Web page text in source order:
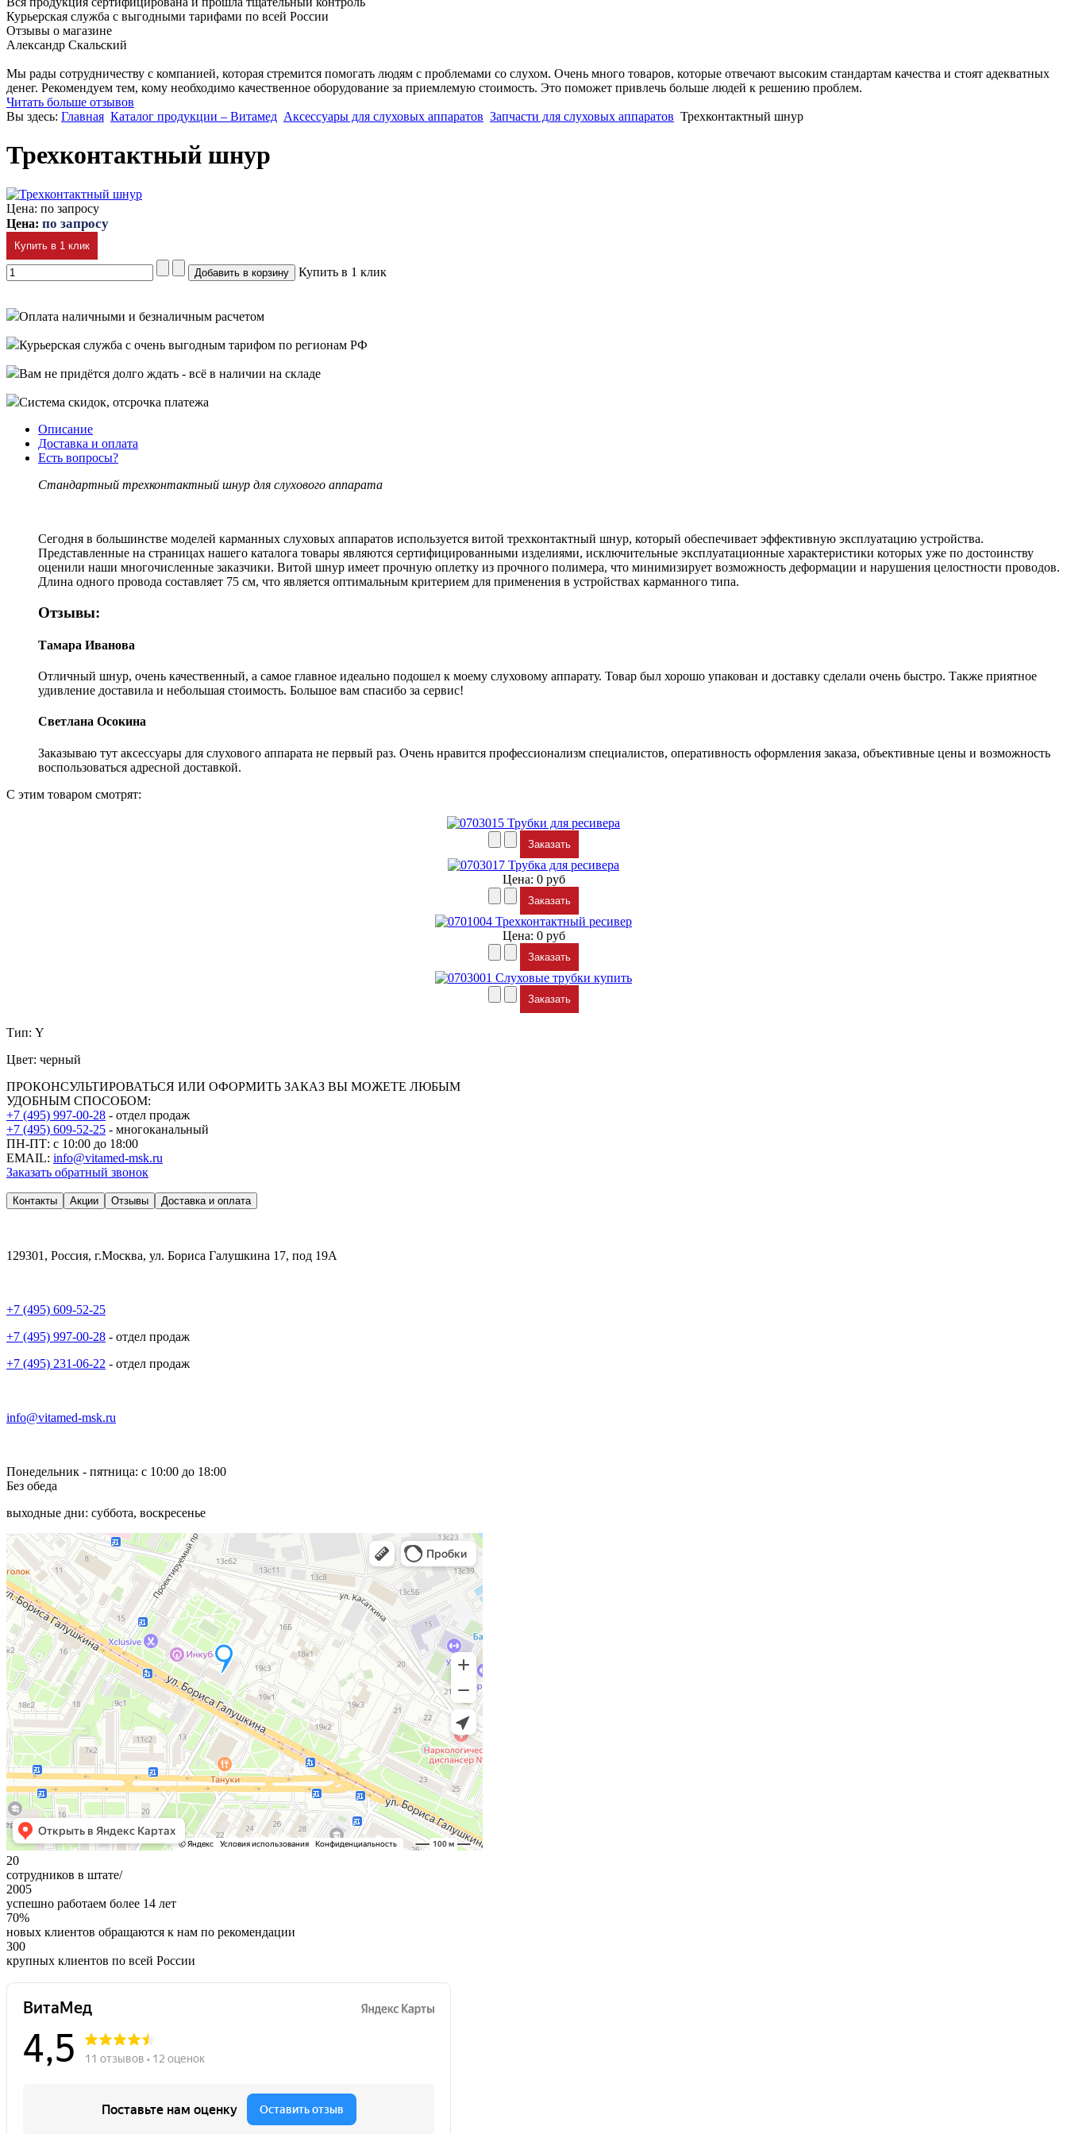
Курьерская служба с выгодными тарифами по всей России
Отзывы о магазине
Александр Скальский
Мы рады сотрудничеству с компанией, которая стремится помогать людям с проблемами со слухом. Очень много товаров, которые отвечают высоким стандартам качества и стоят адекватных
денег. Рекомендуем тем, кому необходимо качественное оборудование за приемлемую стоимость. Это поможет привлечь больше людей к решению проблем.
Читать больше отзывов
Вы здесь: Главная Каталог продукции – Витамед Аксессуары для слуховых аппаратов Запчасти для слуховых аппаратов Трехконтактный шнур
Трехконтактный шнур
Цена: по запросу
Цена: по запросу
Купить в 1 клик
Купить в 1 клик
Оплата наличными и безналичным расчетом
Курьерская служба с очень выгодным тарифом по регионам РФ
Вам не придётся долго ждать - всё в наличии на складе
Система скидок, отсрочка платежа
Описание
Доставка и оплата
Есть вопросы?
Стандартный трехконтактный шнур для слухового аппарата
Сегодня в большинстве моделей карманных слуховых аппаратов используется витой трехконтактный шнур, который обеспечивает эффективную эксплуатацию устройства.
Представленные на страницах нашего каталога товары являются сертифицированными изделиями, исключительные эксплуатационные характеристики которых уже по достоинству
оценили наши многочисленные заказчики. Витой шнур имеет прочную оплетку из прочного полимера, что минимизирует возможность деформации и нарушения целостности проводов.
Длина одного провода составляет 75 см, что является оптимальным критерием для применения в устройствах карманного типа.
Отзывы:
Тамара Иванова
Отличный шнур, очень качественный, а самое главное идеально подошел к моему слуховому аппарату. Товар был хорошо упакован и доставку сделали очень быстро. Также приятное
удивление доставила и небольшая стоимость. Большое вам спасибо за сервис!
Светлана Осокина
Заказываю тут аксессуары для слухового аппарата не первый раз. Очень нравится профессионализм специалистов, оперативность оформления заказа, объективные цены и возможность
воспользоваться адресной доставкой.
С этим товаром смотрят:
Трубки для ресивера
Заказать
Трубка для ресивера
Цена: 0 руб
Заказать
Трехконтактный ресивер
Цена: 0 руб
Заказать
Слуховые трубки купить
Заказать
Тип: Y
Цвет: черный
ПРОКОНСУЛЬТИРОВАТЬСЯ ИЛИ ОФОРМИТЬ ЗАКАЗ ВЫ МОЖЕТЕ ЛЮБЫМ
УДОБНЫМ СПОСОБОМ:
+7 (495) 997-00-28 - отдел продаж
+7 (495) 609-52-25 - многоканальный
ПН-ПТ: с 10:00 до 18:00
EMAIL: info@vitamed-msk.ru
Заказать обратный звонок
Контакты Акции Отзывы Доставка и оплата
129301, Россия, г.Москва, ул. Бориса Галушкина 17, под 19А
+7 (495) 609-52-25
+7 (495) 997-00-28 - отдел продаж
+7 (495) 231-06-22 - отдел продаж
info@vitamed-msk.ru
Понедельник - пятница: с 10:00 до 18:00
Без обеда
выходные дни: суббота, воскресенье
20
сотрудников в штате/
2005
успешно работаем более 14 лет
70%
новых клиентов обращаются к нам по рекомендации
300
крупных клиентов по всей России